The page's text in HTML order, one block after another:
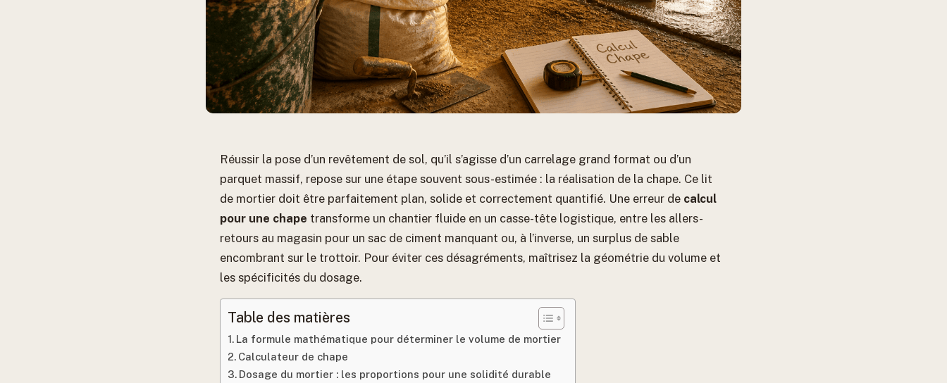
Réussir la pose d’un revêtement de sol, qu’il s’agisse d’un carrelage grand format ou d’un
parquet massif, repose sur une étape souvent sous-estimée : la réalisation de la chape. Ce lit
de mortier doit être parfaitement plan, solide et correctement quantifié. Une erreur de calcul
pour une chape transforme un chantier fluide en un casse-tête logistique, entre les allers-
retours au magasin pour un sac de ciment manquant ou, à l’inverse, un surplus de sable
encombrant sur le trottoir. Pour éviter ces désagréments, maîtrisez la géométrie du volume et
les spécificités du dosage.
Table des matières
La formule mathématique pour déterminer le volume de mortier
Calculateur de chape
Dosage du mortier : les proportions pour une solidité durable